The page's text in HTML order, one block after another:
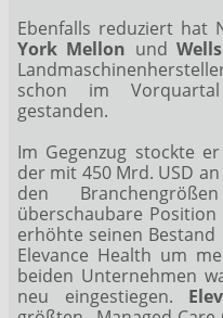
Ebenfalls reduziert hat
York Mellon und
schon im
gestanden.
Im Gegenzug stockte
der mit 450 Mrd. USD
den
überschaubare
erhöhte seinen
Elevance Health um
beiden Unternehmen
neu eingestiegen.